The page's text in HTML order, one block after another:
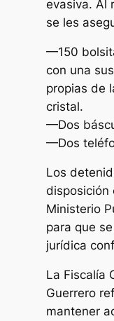
evasiva. Al
se les
—150
con una
propias de
cristal.
—Dos
—Dos
Los
disposición
Ministerio
para que
jurídica
La Fiscalía
Guerrero
mantener